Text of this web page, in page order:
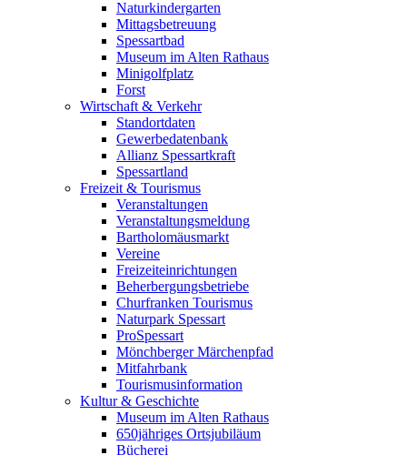
Naturkindergarten
Mittagsbetreuung
Spessartbad
Museum im Alten Rathaus
Minigolfplatz
Forst
Wirtschaft & Verkehr
Standortdaten
Gewerbedatenbank
Allianz Spessartkraft
Spessartland
Freizeit & Tourismus
Veranstaltungen
Veranstaltungsmeldung
Bartholomäusmarkt
Vereine
Freizeiteinrichtungen
Beherbergungsbetriebe
Churfranken Tourismus
Naturpark Spessart
ProSpessart
Mönchberger Märchenpfad
Mitfahrbank
Tourismusinformation
Kultur & Geschichte
Museum im Alten Rathaus
650jähriges Ortsjubiläum
Bücherei